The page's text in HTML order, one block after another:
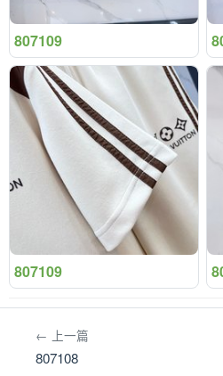
807109
807109
← 上一篇
807108